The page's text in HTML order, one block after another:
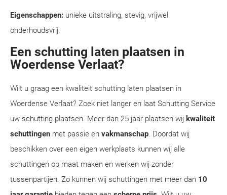
Eigenschappen: unieke uitstraling, stevig, vrijwel
onderhoudsvrij.
Een schutting laten plaatsen in
Woerdense Verlaat?
Wilt u graag een kwaliteit schutting laten plaatsen in
Woerdense Verlaat? Zoek niet langer en laat Schutting Service
uw schutting plaatsen. Meer dan 25 jaar plaatsen wij kwaliteit
schuttingen met passie en vakmanschap. Doordat wij
beschikken over een eigen werkplaats kunnen wij alle
schuttingen op maat maken en werken wij zonder
tussenpartijen. Zo kunnen wij schuttingen met meer dan 10